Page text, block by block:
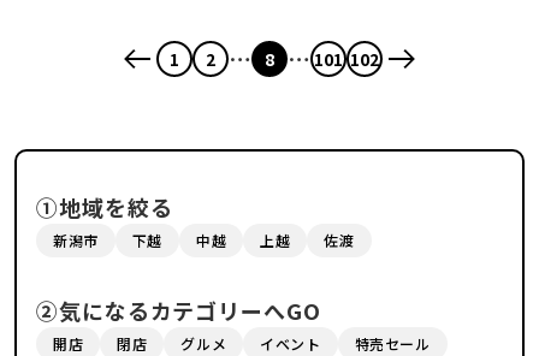
ー”も導入♪
1 2 … 8 … 101 102
①地域を絞る
新潟市 下越 中越 上越 佐渡
②気になるカテゴリーへGO
開店 閉店 グルメ イベント
特売セール